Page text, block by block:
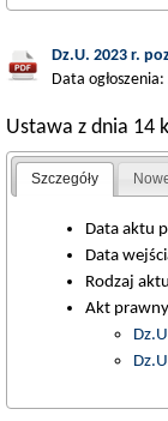
Dz.U. 2023 r.
Data
Ustawa z dnia 14
Szczegóły
Data aktu
Data
Rodzaj
Akt